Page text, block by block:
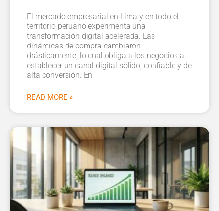
El mercado empresarial en Lima y en todo el
territorio peruano experimenta una
transformación digital acelerada. Las
dinámicas de compra cambiaron
drásticamente, lo cual obliga a los negocios a
establecer un canal digital sólido, confiable y de
alta conversión. En
READ MORE »